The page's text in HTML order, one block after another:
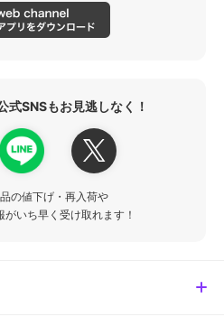
式SNSもお見逃しなく！
の値下げ・再入荷や
いち早く受け取れます！